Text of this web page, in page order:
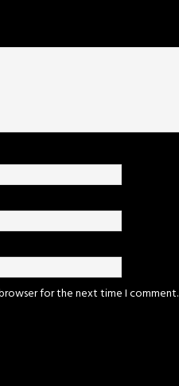
for the next time I comment.